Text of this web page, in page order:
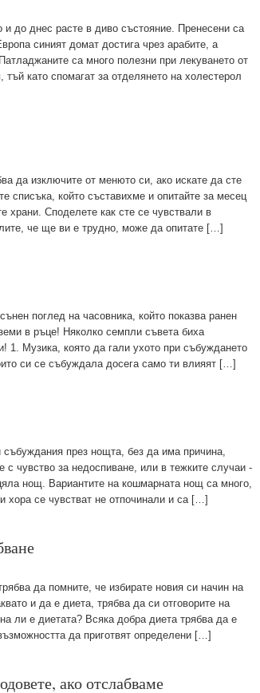
до днес расте в диво състояние. Пренесени са
синият домат достига чрез арабите, а
са много полезни при лекуването от
тъй като спомагат за отделянето на холестерол
да изключите от менюто си, ако искате да сте
списъка, който съставихме и опитайте за месец
храни. Споделете как сте се чувствали в
че ще ви е трудно, може да опитате […]
поглед на часовника, който показва ранен
в ръце! Няколко семпли съвета биха
1. Музика, която да гали ухото при събуждането
си се събуждала досега само ти влияят […]
през нощта, без да има причина,
с чувство за недоспиване, или в тежките случаи -
нощ. Вариантите на кошмарната нощ са много,
хора се чувстват не отпочинали и са […]
да помните, че избирате новия си начин на
и да е диета, трябва да си отговорите на
ли е диетата? Всяка добра диета трябва да е
да приготвят определени […]
ако отслабваме